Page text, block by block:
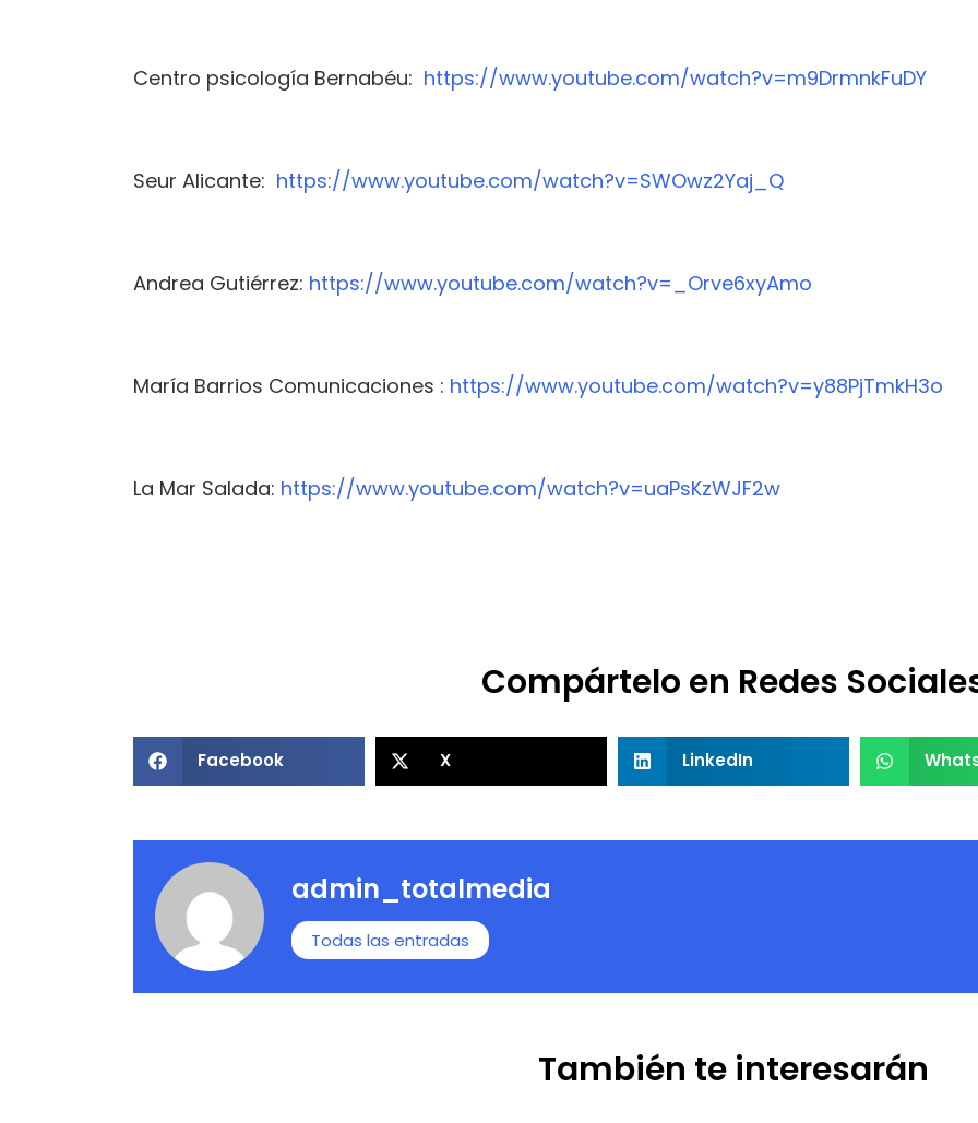
Centro psicología Bernabéu: https://www.youtube.com/watch?v=m9DrmnkFuDY
Seur Alicante: https://www.youtube.com/watch?v=SWOwz2Yaj_Q
Andrea Gutiérrez: https://www.youtube.com/watch?v=_Orve6xyAmo
María Barrios Comunicaciones : https://www.youtube.com/watch?v=y88PjTmkH3o
La Mar Salada: https://www.youtube.com/watch?v=uaPsKzWJF2w
Compártelo en Redes
Facebook X LinkedIn
admin_totalmedia
Todas las entradas
También te interesarán